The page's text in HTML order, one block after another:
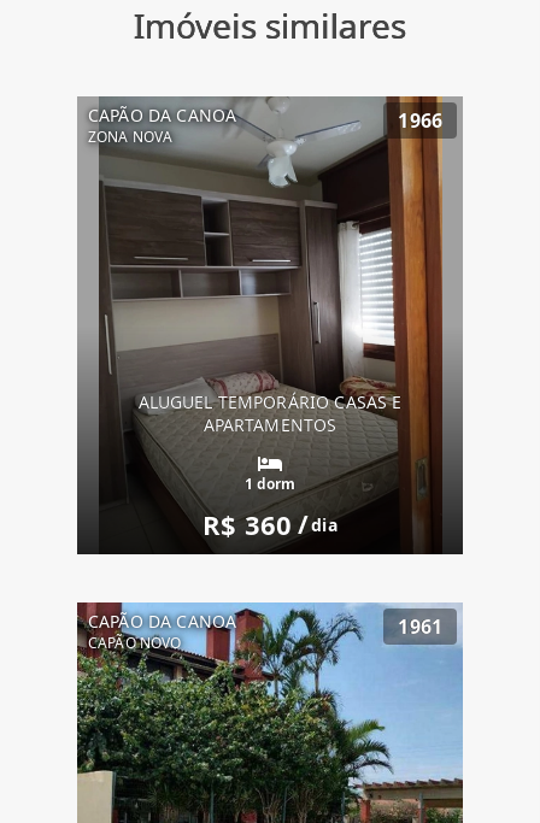
Imóveis similares
CAPÃO DA CANOA
ZONA NOVA
1966
ALUGUEL TEMPORÁRIO CASAS E
APARTAMENTOS
1 dorm
R$ 360 /dia
CAPÃO DA CANOA
CAPÃO NOVO
1961